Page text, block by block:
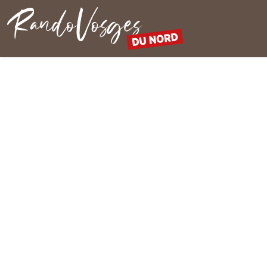
Rando Vosges du Nord